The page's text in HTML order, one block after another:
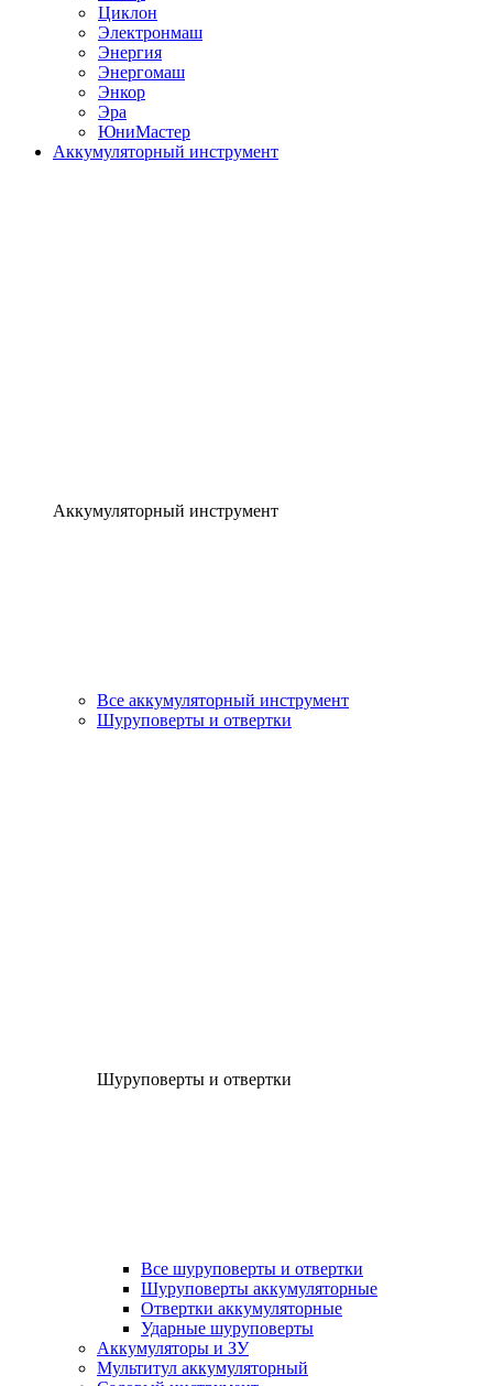
Циклон
Электронмаш
Энергия
Энергомаш
Энкор
Эра
ЮниМастер
Аккумуляторный инструмент
Аккумуляторный инструмент
Все аккумуляторный инструмент
Шуруповерты и отвертки
Шуруповерты и отвертки
Все шуруповерты и отвертки
Шуруповерты аккумуляторные
Отвертки аккумуляторные
Ударные шуруповерты
Аккумуляторы и ЗУ
Мультитул аккумуляторный